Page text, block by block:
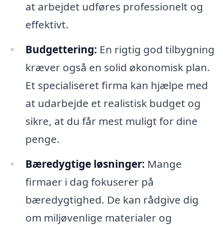
at arbejdet udføres professionelt og
effektivt.
Budgettering: En rigtig god tilbygning
kræver også en solid økonomisk plan.
Et specialiseret firma kan hjælpe med
at udarbejde et realistisk budget og
sikre, at du får mest muligt for dine
penge.
Bæredygtige løsninger: Mange
firmaer i dag fokuserer på
bæredygtighed. De kan rådgive dig
om miljøvenlige materialer og